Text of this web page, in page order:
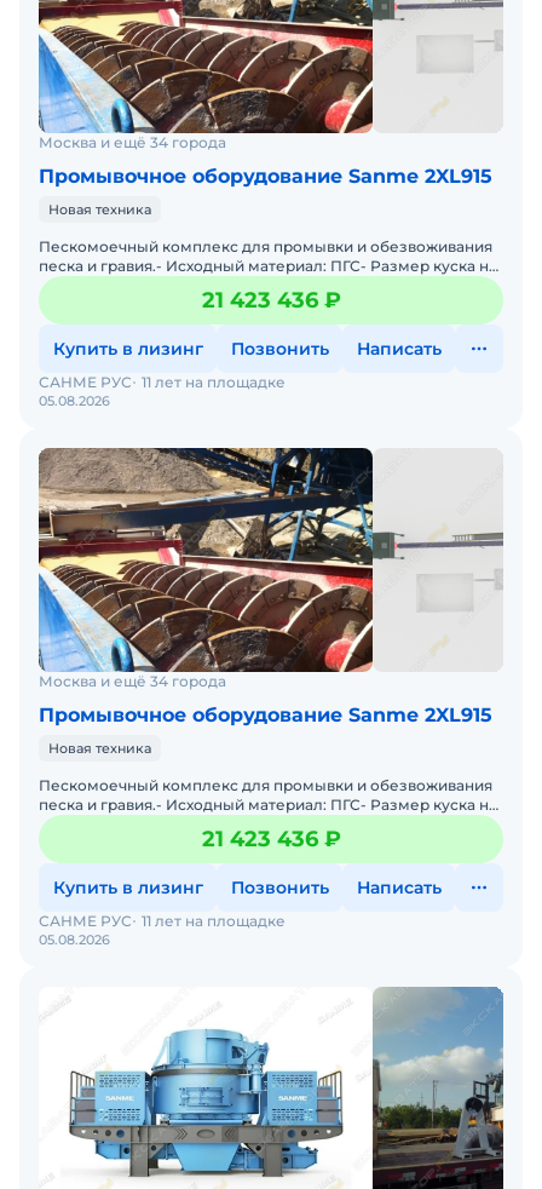
Москва и ещё 34 города
Промывочное оборудование Sanme 2XL915
Новая техника
Пескомоечный комплекс для промывки и обезвоживания
песка и гравия.- Исходный материал: ПГС- Размер куска на
входе: 10мм- Размер куска на выходе: 0-5мм, 5-10мм-
21 423 436 ₽
Купить в лизинг Позвонить Написать
05.08.2026
САНМЕ РУС 11 лет на площадке
Москва и ещё 34 города
Промывочное оборудование Sanme 2XL915
Новая техника
Пескомоечный комплекс для промывки и обезвоживания
песка и гравия.- Исходный материал: ПГС- Размер куска на
входе: 10мм- Размер куска на выходе: 0-5мм, 5-10мм-
21 423 436 ₽
Купить в лизинг Позвонить Написать
05.08.2026
САНМЕ РУС 11 лет на площадке